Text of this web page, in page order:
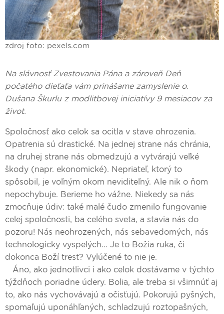
zdroj foto: pexels.com
Na slávnosť Zvestovania Pána a zároveň Deň
počatého dieťaťa vám prinášame zamyslenie o.
Dušana Škurlu z modlitbovej iniciatívy 9 mesiacov za
život.
Spoločnosť ako celok sa ocitla v stave ohrozenia.
Opatrenia sú drastické. Na jednej strane nás chránia,
na druhej strane nás obmedzujú a vytvárajú veľké
škody (napr. ekonomické). Nepriateľ, ktorý to
spôsobil, je voľným okom neviditeľný. Ale nik o ňom
nepochybuje. Berieme ho vážne. Niekedy sa nás
zmocňuje údiv: také malé čudo zmenilo fungovanie
celej spoločnosti, ba celého sveta, a stavia nás do
pozoru! Nás neohrozených, nás sebavedomých, nás
technologicky vyspelých... Je to Božia ruka, či
dokonca Boží trest? Vylúčené to nie je.
Áno, ako jednotlivci i ako celok dostávame v týchto
týždňoch poriadne údery. Bolia, ale treba si všimnúť aj
to, ako nás vychovávajú a očisťujú. Pokorujú pyšných,
spomaľujú uponáhľaných, schladzujú roztopašných,